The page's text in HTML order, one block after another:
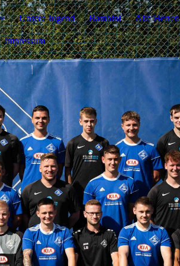
Unsere Jugend Bambini Alte Herren
Impressum